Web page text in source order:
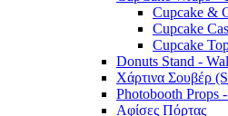
Cupcake &
Cupcake
Cupcake
Donuts Stand -
Χάρτινα Σουβέρ
Photobooth Props
Αφίσες Πόρτας